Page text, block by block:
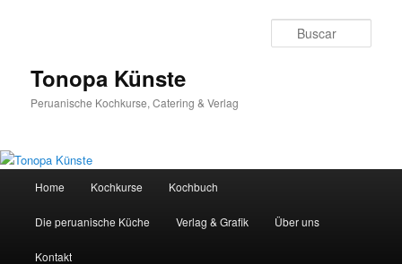
Tonopa Künste
Peruanische Kochkurse, Catering & Verlag
principal
Home Kochkurse Kochbuch
Die peruanische Küche Verlag & Grafik Über uns
Kontakt